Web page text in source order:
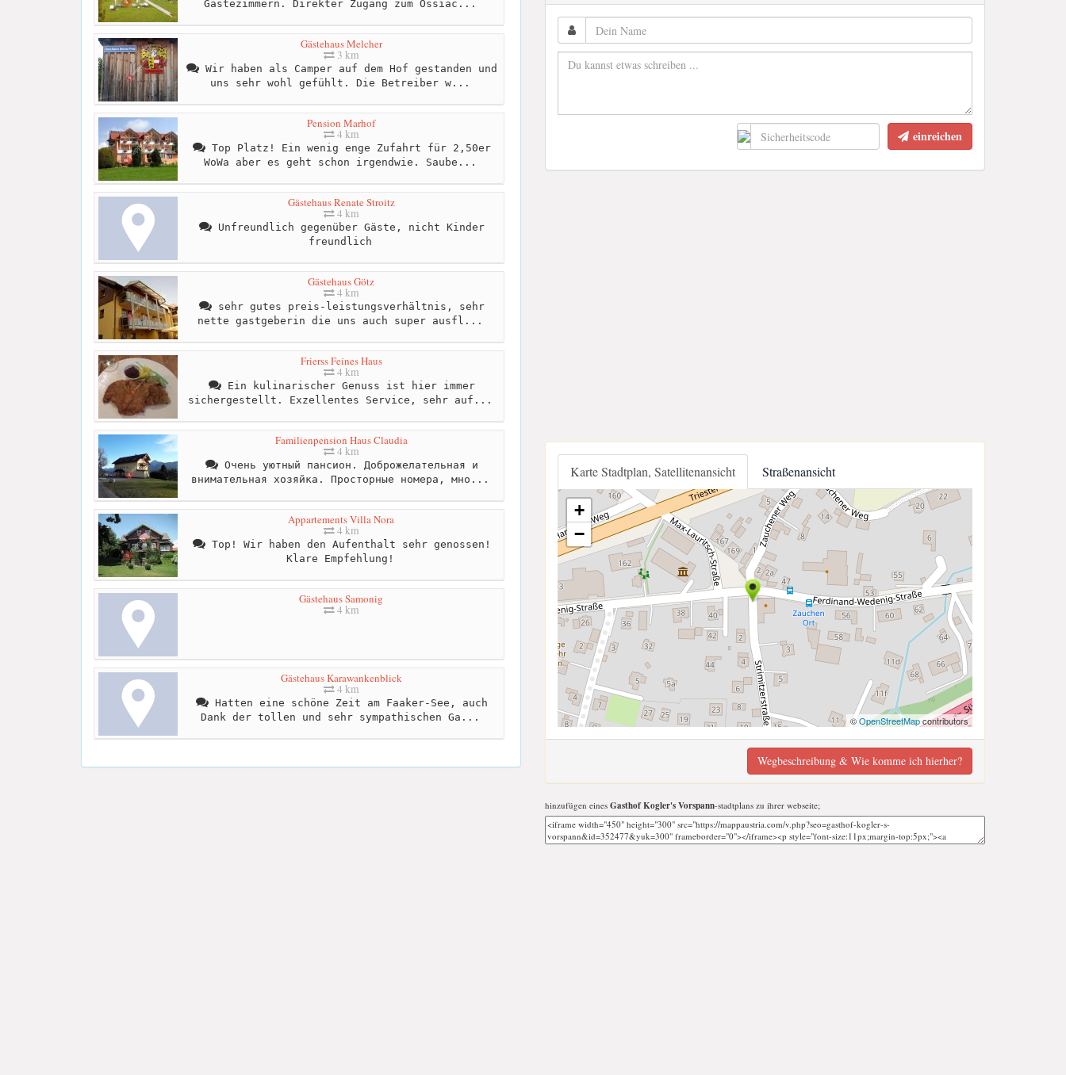
Gästezimmern. Direkter Zugang zum Ossiac...
Gästehaus Melcher
3 km
Wir haben als Camper auf dem Hof gestanden und
uns sehr wohl gefühlt. Die Betreiber w...
Pension Marhof
4 km
Top Platz! Ein wenig enge Zufahrt für 2,50er
WoWa aber es geht schon irgendwie. Saube...
Gästehaus Renate Stroitz
4 km
Unfreundlich gegenüber Gäste, nicht Kinder
freundlich
Gästehaus Götz
4 km
sehr gutes preis-leistungsverhältnis, sehr
nette gastgeberin die uns auch super ausfl...
Frierss Feines Haus
4 km
Ein kulinarischer Genuss ist hier immer
sichergestellt. Exzellentes Service, sehr auf...
Familienpension Haus Claudia
4 km
Очень уютный пансион. Доброжелательная и
внимательная хозяйка. Просторные номера, мно...
Appartements Villa Nora
4 km
Top! Wir haben den Aufenthalt sehr genossen!
Klare Empfehlung!
Gästehaus Samonig
4 km
Gästehaus Karawankenblick
4 km
Hatten eine schöne Zeit am Faaker-See, auch
Dank der tollen und sehr sympathischen Ga...
einreichen
Karte Stadtplan, Satellitenansicht Straßenansicht
+
−
©OpenStreetMapcontributors
Wegbeschreibung & Wie komme ich hierher?
hinzufügen eines Gasthof Kogler's Vorspann-stadtplans zu ihrer webseite;